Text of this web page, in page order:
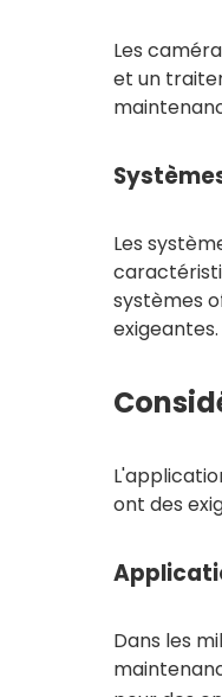
Les
et un
Les
systèmes
exigeantes.
ont des
Dans les